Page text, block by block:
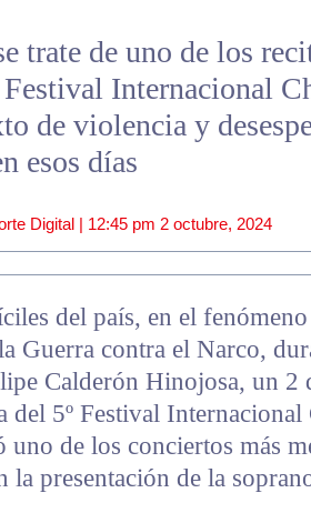
trate de uno de los
Internacional
de violencia y
esos días
Digital | 12:45 pm 2 octubre, 2024
del país, en el
Guerra contra el Narco,
Calderón Hinojosa, un 2
del 5º Festival Internacional
de los conciertos más
la presentación de la